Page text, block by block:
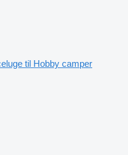
til Hobby camper